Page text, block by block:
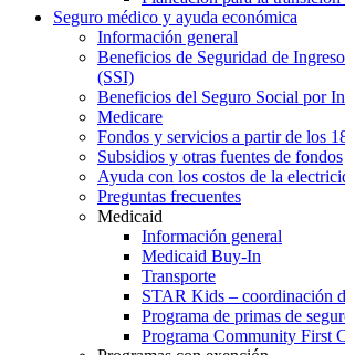
Seguro médico y ayuda económica
Información general
Beneficios de Seguridad de
(SSI)
Beneficios del Seguro Social por
Medicare
Fondos y servicios a partir de los
Subsidios y otras fuentes de fondos
Ayuda con los costos de la
Preguntas frecuentes
Medicaid
Información general
Medicaid Buy-In
Transporte
STAR Kids – coordinación
Programa de primas de
Programa Community First